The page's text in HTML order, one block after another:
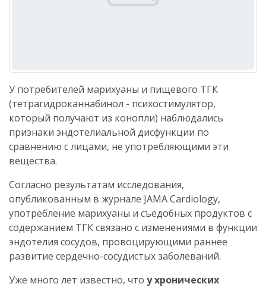
У потребителей марихуаны и пищевого ТГК
(тетрагидроканнабинол - психостимулятор,
который получают из конопли) наблюдались
признаки эндотелиальной дисфункции по
сравнению с лицами, не употребляющими эти
вещества.
Согласно результатам исследования,
опубликованным в журнале JAMA Cardiology,
употребление марихуаны и съедобных продуктов с
содержанием ТГК связано с изменениями в функции
эндотелия сосудов, провоцирующими раннее
развитие сердечно-сосудистых заболеваний.
Уже много лет известно, что у хронических